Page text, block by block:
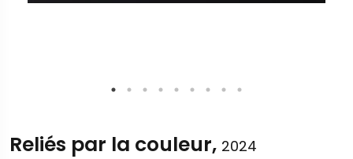
Reliés par la couleur, 2024